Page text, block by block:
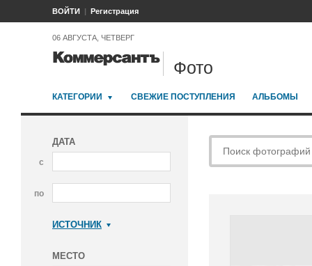
ВОЙТИ Регистрация
06 АВГУСТА, ЧЕТВЕРГ
Фото
КАТЕГОРИИ СВЕЖИЕ ПОСТУПЛЕНИЯ АЛЬБОМЫ
ДАТА
с
по
ИСТОЧНИК
МЕСТО